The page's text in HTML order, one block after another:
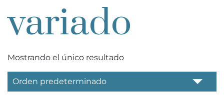
variado
Mostrando el único resultado